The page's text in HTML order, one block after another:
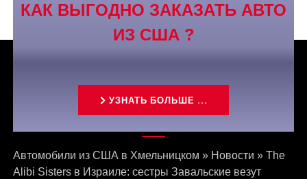
КАК ВЫГОДНО ЗАКАЗАТЬ АВТО
ИЗ США ?
УЗНАТЬ БОЛЬШЕ ...
Связаться с нами
Автомобили из США в Хмельницком » Новости »The
Alibi Sisters в Израиле: сестры Завальские везут